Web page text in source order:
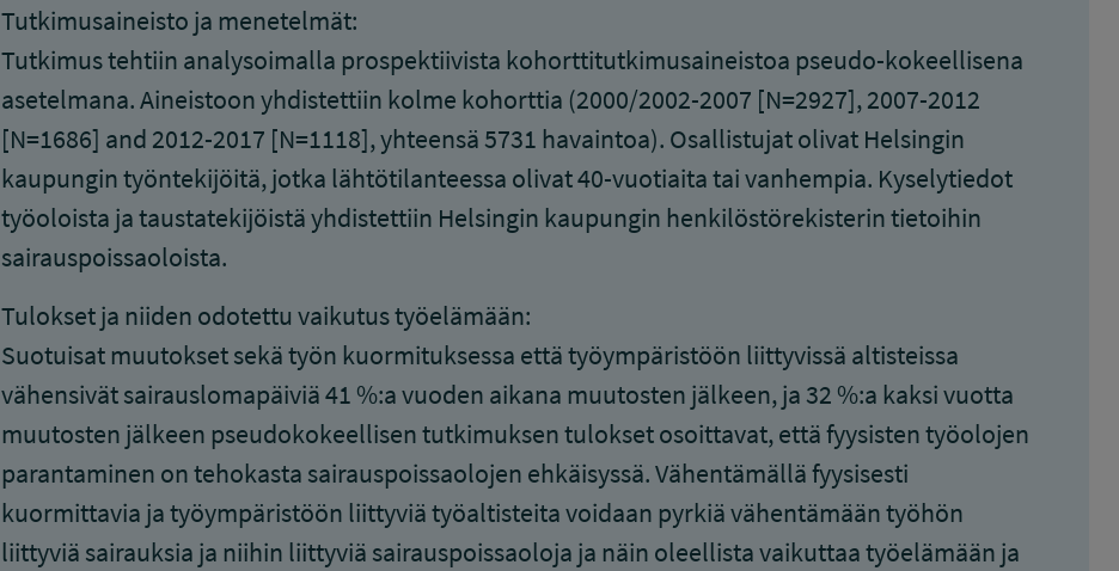
Tutkimusaineisto ja menetelmät:
Tutkimus tehtiin analysoimalla prospektiivista kohorttitutkimusaineistoa pseudo-kokeellisena
asetelmana. Aineistoon yhdistettiin kolme kohorttia (2000/2002-2007 [N=2927], 2007-2012
[N=1686] and 2012-2017 [N=1118], yhteensä 5731 havaintoa). Osallistujat olivat Helsingin
kaupungin työntekijöitä, jotka lähtötilanteessa olivat 40-vuotiaita tai vanhempia. Kyselytiedot
työoloista ja taustatekijöistä yhdistettiin Helsingin kaupungin henkilöstörekisterin tietoihin
sairauspoissaoloista.
Tulokset ja niiden odotettu vaikutus työelämään:
Suotuisat muutokset sekä työn kuormituksessa että työympäristöön liittyvissä altisteissa
vähensivät sairauslomapäiviä 41 %:a vuoden aikana muutosten jälkeen, ja 32 %:a kaksi vuotta
muutosten jälkeen pseudokokeellisen tutkimuksen tulokset osoittavat, että fyysisten työolojen
parantaminen on tehokasta sairauspoissaolojen ehkäisyssä. Vähentämällä fyysisesti
kuormittavia ja työympäristöön liittyviä työaltisteita voidaan pyrkiä vähentämään työhön
liittyviä sairauksia ja niihin liittyviä sairauspoissaoloja ja näin oleellista vaikuttaa työelämään ja